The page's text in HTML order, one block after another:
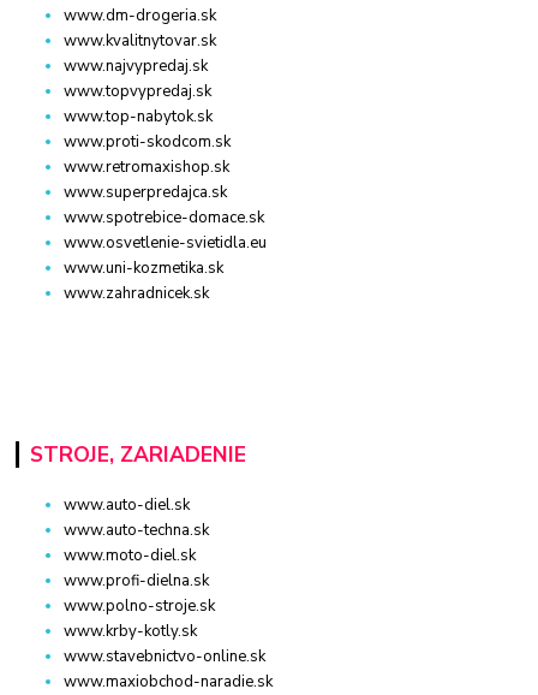
www.dm-drogeria.sk
www.kvalitnytovar.sk
www.najvypredaj.sk
www.topvypredaj.sk
www.top-nabytok.sk
www.proti-skodcom.sk
www.retromaxishop.sk
www.superpredajca.sk
www.spotrebice-domace.sk
www.osvetlenie-svietidla.eu
www.uni-kozmetika.sk
www.zahradnicek.sk
STROJE, ZARIADENIE
www.auto-diel.sk
www.auto-techna.sk
www.moto-diel.sk
www.profi-dielna.sk
www.polno-stroje.sk
www.krby-kotly.sk
www.stavebnictvo-online.sk
www.maxiobchod-naradie.sk